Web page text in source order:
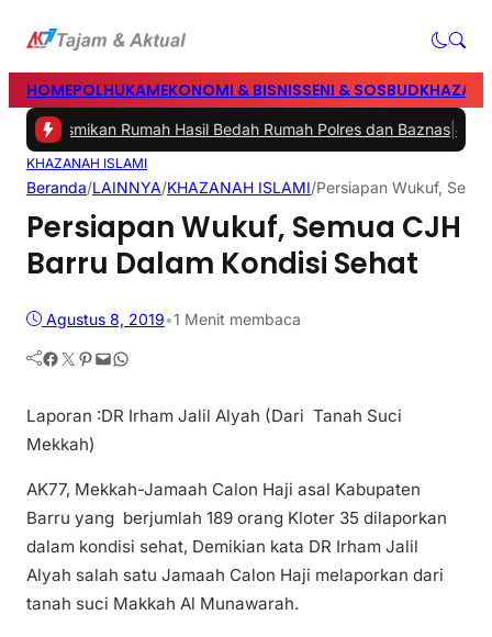
HOMEPOLHUKAMEKONOMI & BISNISSENI & SOSBUD
Rumah Hasil Bedah Rumah Polres dan Baznas|#3 -
KHAZANAH ISLAMI
Beranda/LAINNYA/KHAZANAH ISLAMI/Persiapan Wukuf,
Persiapan Wukuf, Semua CJH
Barru Dalam Kondisi Sehat
Agustus 8, 2019•1 Menit membaca
Facebook Twitter Pinterest Mail WhatsApp
Laporan :DR Irham Jalil Alyah (Dari Tanah Suci
Mekkah)
AK77, Mekkah-Jamaah Calon Haji asal Kabupaten
Barru yang berjumlah 189 orang Kloter 35 dilaporkan
dalam kondisi sehat, Demikian kata DR Irham Jalil
Alyah salah satu Jamaah Calon Haji melaporkan dari
tanah suci Makkah Al Munawarah.